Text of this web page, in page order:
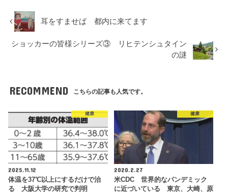
耳をすませば 都内に来てます
ショッカーの皆様シリーズ③ リヒテンシュタイン
の謎
RECOMMEND こちらの記事も人気です。
健康
2025.11.12
体温を37℃以上にするだけで治
る 大阪大学の研究で判明
健康
2020.2.27
米CDC 世界的なパンデミック
に近づいている 東京、大崎、原